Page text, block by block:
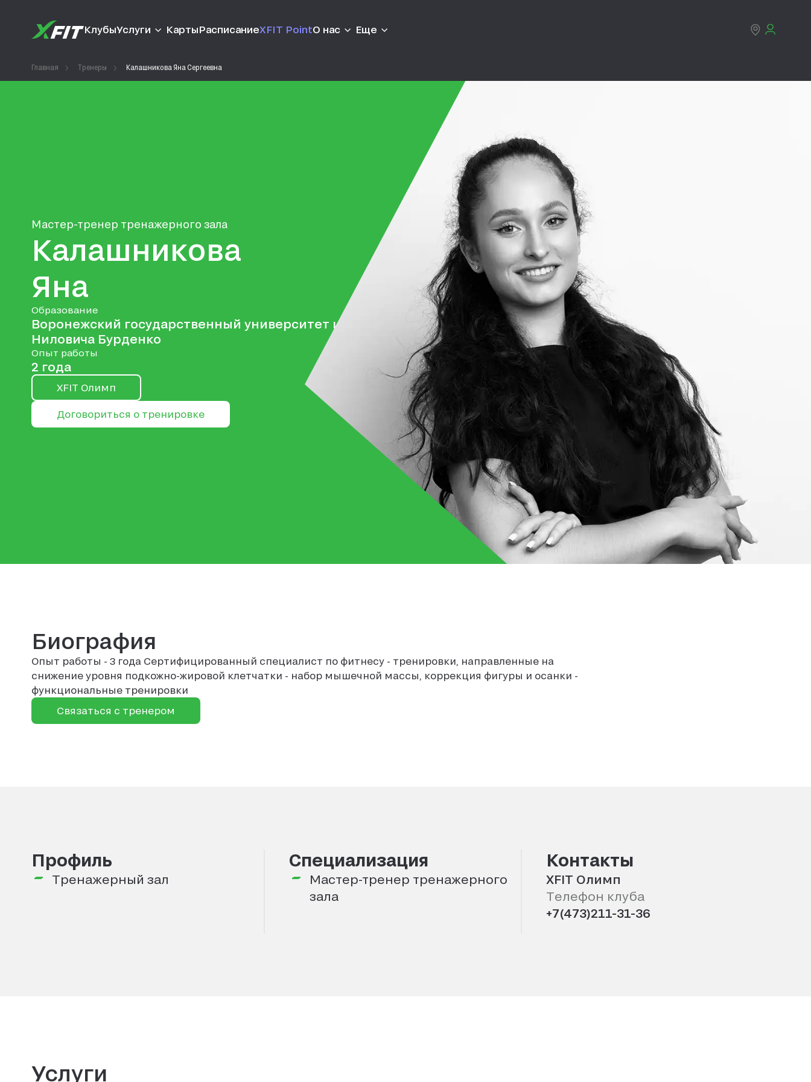
КлубыУслуги КартыРасписаниеXFIT PointО нас Еще
Главная Тренеры Калашникова Яна Сергеевна
Мастер-тренер тренажерного зала
Калашникова
Яна
Образование
Воронежский государственный университет им. Николая
Ниловича Бурденко
Опыт работы
2 года
XFIT Олимп
Договориться о тренировке
Биография
Опыт работы - 3 года Сертифицированный специалист по фитнесу - тренировки, направленные на
снижение уровня подкожно-жировой клетчатки - набор мышечной массы, коррекция фигуры и осанки -
функциональные тренировки
Связаться с тренером
Профиль
Тренажерный зал
Специализация
Мастер-тренер тренажерного
зала
Контакты
XFIT Олимп
Телефон клуба
+7(473)211-31-36
Услуги